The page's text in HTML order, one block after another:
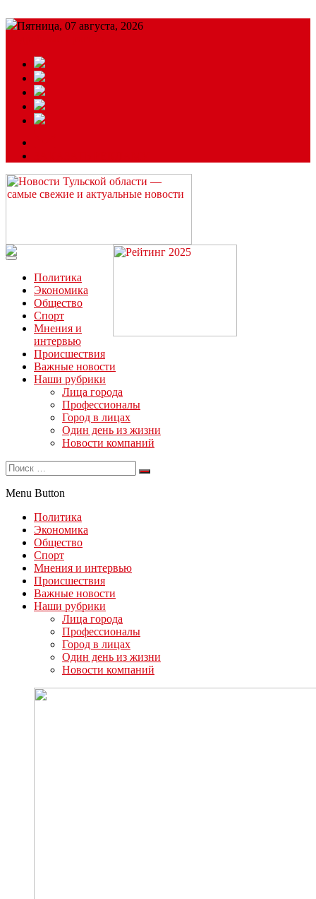
Пятница, 07 августа, 2026
Читайте последние новости дня в Тульской области на сайте
“ЗаНовомосковск”
Политика
Экономика
Общество
Спорт
Мнения и
интервью
Происшествия
Важные новости
Наши рубрики
Лица города
Профессионалы
Город в лицах
Один день из жизни
Новости компаний
Menu Button
Политика
Экономика
Общество
Спорт
Мнения и интервью
Происшествия
Важные новости
Наши рубрики
Лица города
Профессионалы
Город в лицах
Один день из жизни
Новости компаний